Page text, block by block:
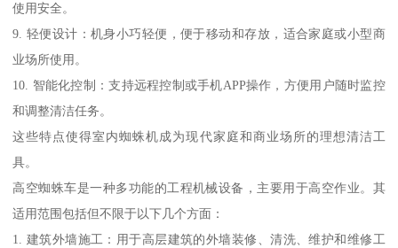
使用安全。
9. 轻便设计：机身小巧轻便，便于移动和存放，适合家庭或小型商
业场所使用。
10. 智能化控制：支持远程控制或手机APP操作，方便用户随时监控
和调整清洁任务。
这些特点使得室内蜘蛛机成为现代家庭和商业场所的理想清洁工
具。
高空蜘蛛车是一种多功能的工程机械设备，主要用于高空作业。其
适用范围包括但不限于以下几个方面：
1. 建筑外墙施工：用于高层建筑的外墙装修、清洗、维护和维修工